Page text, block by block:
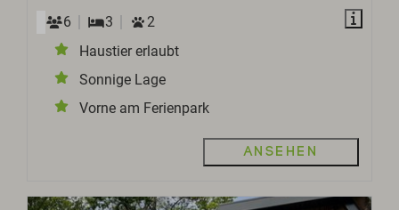
6
3
2
Haustier erlaubt
Sonnige Lage
Vorne am Ferienpark
Ansehen